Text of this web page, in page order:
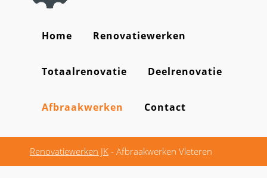
Home Renovatiewerken
Totaalrenovatie Deelrenovatie
Afbraakwerken Contact
Renovatiewerken JK - Afbraakwerken Vleteren